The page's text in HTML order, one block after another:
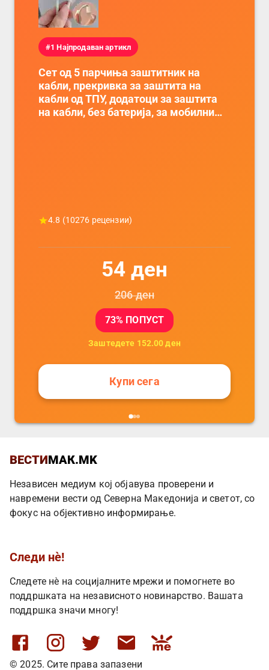
#1 Најпродаван артикл
Сет од 5 парчиња заштитник на
кабли, прекривка за заштита на
кабли од ТПУ, додатоци за заштита
на кабли, без батерија, за мобилни
4.8 (10276 рецензии)
54 ден
206ден
73% ПОПУСТ
Заштедете 152.00 ден
Купи сега
ВЕСТИМАК.MK
Независен медиум кој објавува проверени и
навремени вести од Северна Македонија и светот, со
фокус на објективно информирање.
Следи нè!
Следете нè на социјалните мрежи и помогнете во
поддршката на независното новинарство. Вашата
поддршка значи многу!
© 2025. Сите права запазени